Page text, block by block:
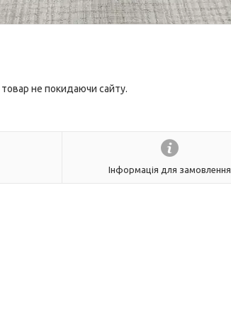
не покидаючи сайту.
Інформація для замовлення